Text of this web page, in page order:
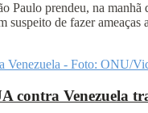
Paulo prendeu, na manhã
suspeito de fazer ameaças
contra Venezuela